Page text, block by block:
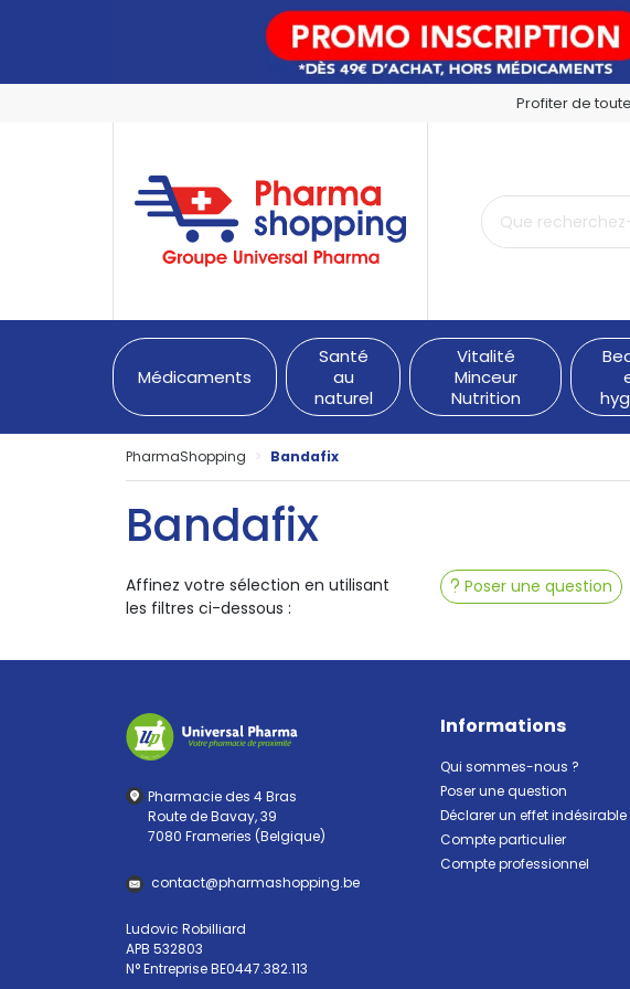
Profiter de
PharmaShopping Votre pharmacie en
Médicaments
Santé
au
naturel
Vitalité
Minceur
Nutrition
PharmaShopping Bandafix
Bandafix
Poser une question
Affinez votre sélection en utilisant
les filtres ci-dessous :
Pharmacie des 4 Bras
Route de Bavay, 39
7080 Frameries (Belgique)
contact@pharmashopping.be
Ludovic Robilliard
APB 532803
N° Entreprise BE0447.382.113
Informations
Qui sommes-nous ?
Poser une question
Déclarer un effet indésirable
Compte particulier
Compte professionnel